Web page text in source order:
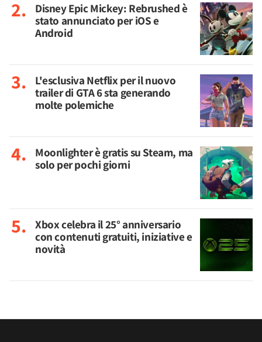
Disney Epic Mickey: Rebrushed è
stato annunciato per iOS e
Android
L'esclusiva Netflix per il nuovo
trailer di GTA 6 sta generando
molte polemiche
Moonlighter è gratis su Steam, ma
solo per pochi giorni
Xbox celebra il 25° anniversario
con contenuti gratuiti, iniziative e
novità